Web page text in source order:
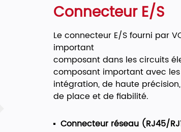
Connecteur E/S
Le connecteur E/S fourni par
important
composant dans les circuits
composant important avec
intégration, de haute
de place et de fiabilité.
Connecteur réseau (RJ45/